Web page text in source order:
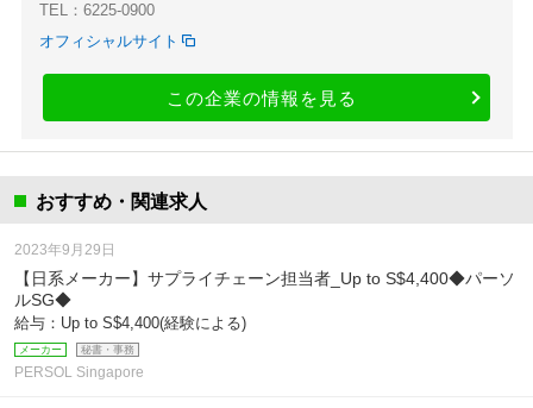
TEL：6225-0900
オフィシャルサイト
この企業の情報を見る
おすすめ・関連求人
【日系メーカー】サプライチェーン担当者_Up to S$4,400◆パーソ
ルSG◆
給与：Up to S$4,400(経験による)
メーカー 秘書・事務
2023年9月29日
PERSOL Singapore